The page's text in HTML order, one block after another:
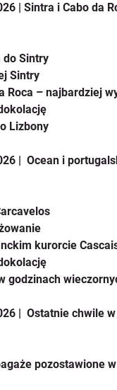
| Sintra i Cabo da
do Sintry
Sintry
Roca – najbardziej
Lizbony
|  Ocean i
kurorcie
godzinach
|  Ostatnie chwile
pozostawione